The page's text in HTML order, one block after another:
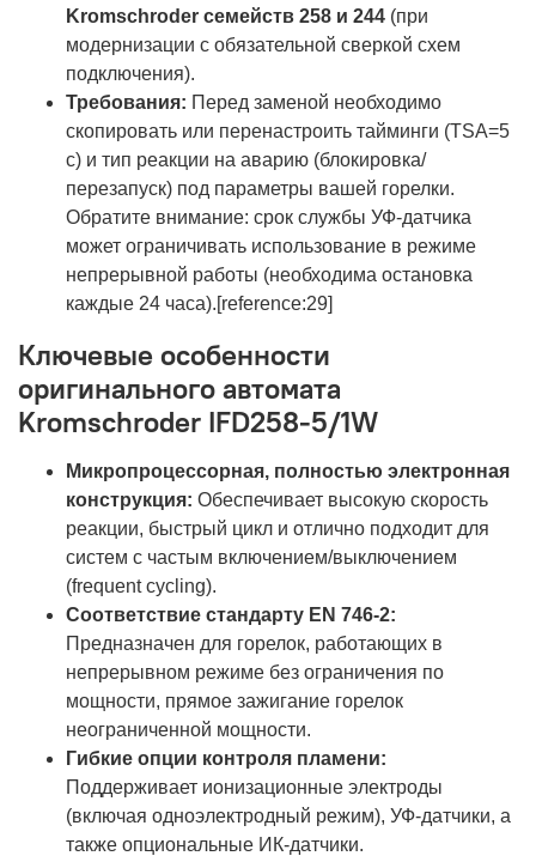
Kromschroder семейств 258 и 244 (при
модернизации с обязательной сверкой схем
подключения).
Требования: Перед заменой необходимо
скопировать или перенастроить тайминги (TSA=5
с) и тип реакции на аварию (блокировка/
перезапуск) под параметры вашей горелки.
Обратите внимание: срок службы УФ-датчика
может ограничивать использование в режиме
непрерывной работы (необходима остановка
каждые 24 часа).[reference:29]
Ключевые особенности
оригинального автомата
Kromschroder IFD258-5/1W
Микропроцессорная, полностью электронная
конструкция: Обеспечивает высокую скорость
реакции, быстрый цикл и отлично подходит для
систем с частым включением/выключением
(frequent cycling).
Соответствие стандарту EN 746-2:
Предназначен для горелок, работающих в
непрерывном режиме без ограничения по
мощности, прямое зажигание горелок
неограниченной мощности.
Гибкие опции контроля пламени:
Поддерживает ионизационные электроды
(включая одноэлектродный режим), УФ-датчики, а
также опциональные ИК-датчики.